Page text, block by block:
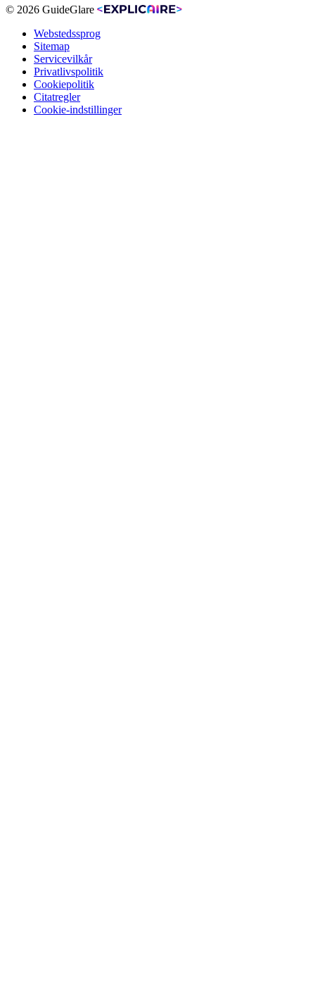
© 2026 GuideGlare
Webstedssprog
Sitemap
Servicevilkår
Privatlivspolitik
Cookiepolitik
Citatregler
Cookie-indstillinger